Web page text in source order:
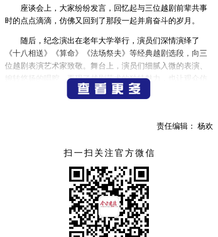
座谈会上，大家纷纷发言，回忆起与三位越剧前辈共事
时的点点滴滴，仿佛又回到了那段一起并肩奋斗的岁月。
随后，纪念演出在老年大学举行，演员们深情演绎了
《十八相送》《算命》《法场祭夫》等经典越剧选段，向三
位越剧表演艺术家致敬。舞台上，演员们细腻入微的表演、
婉转悠扬的唱腔，再现了越剧艺术的独特魅力，也让观众仿
佛穿越时空，再次感受到三位先生曾经带来的艺术感染力。
念，也为越剧这一传统艺术的传承注入了新的活力。
（记者 吴舜文）
责任编辑： 杨欢
扫一扫关注官方微信